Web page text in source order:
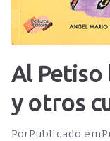
Al Petiso
y otros
PorPublicado em